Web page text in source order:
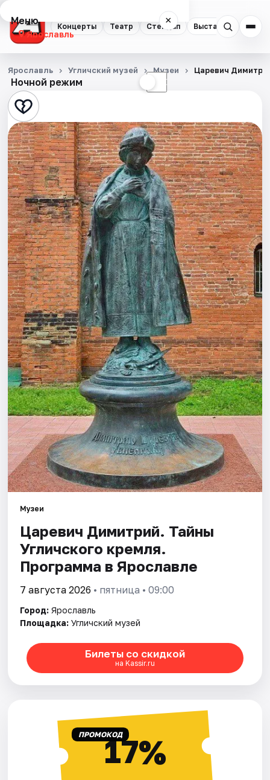
Концерты Театр Стендап Выставки
Меню ×
Ярославль
Концерты
Театр
Стендап
Выставки
Квесты
Экскурсии
События
Города
Площадки
Артисты
Рейтинги
Ночной режим ☾
Ярославль Угличский музей Музеи Царевич
Музеи
Царевич Димитрий. Тайны
Угличского кремля.
Программа в Ярославле
7 августа 2026 • пятница • 09:00
Город: Ярославль
Площадка: Угличский музей
Билеты со скидкой
на Kassir.ru
ПРОМОКОД17%